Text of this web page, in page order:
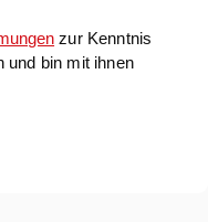
zur Kenntnis
und bin mit ihnen